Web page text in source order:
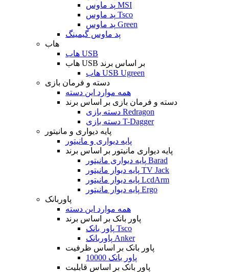
پد ماوس MSI
پد ماوس Tsco
پد ماوس Green
پد ماوس گیمینگ
هاب
هاب USB
هاب USB بر اساس برند
هاب USB Ugreen
دسته و فرمان بازی
همه موارد این دسته
دسته و فرمان بازی بر اساس برند
دسته بازی Redragon
دسته بازی T-Dagger
پایه دیواری و مانیتور
پایه دیواری و مانیتور
پایه دیواری مانیتور بر اساس برند
پایه دیواری مانیتور Barad
پایه دیوار مانیتور TV Jack
پایه دیوار مانیتور LcdArm
پایه دیوار مانیتور Ergo
پاوربانک
همه موارد این دسته
پاور بانک بر اساس برند
پاور بانک Tsco
پاوربانک Anker
پاور بانک بر اساس ظرفیت
پاور بانک 10000
پاور بانک بر اساس قابلیت